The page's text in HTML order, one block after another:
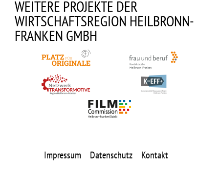
WEITERE PROJEKTE DER
WIRTSCHAFTSREGION HEILBRONN-
FRANKEN GMBH
Impressum Datenschutz Kontakt